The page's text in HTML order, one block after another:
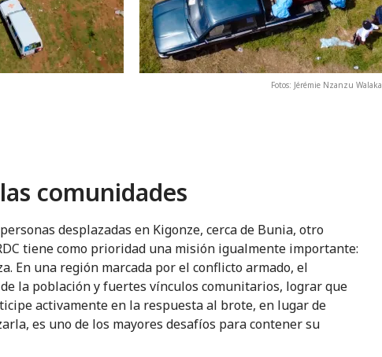
Fotos: Jérémie Nzanzu Walaka
comunidades
desplazadas en Kigonze, cerca de Bunia, otro
tiene como prioridad una misión igualmente importante:
En una región marcada por el conflicto armado, el
la población y fuertes vínculos comunitarios, lograr que
activamente en la respuesta al brote, en lugar de
es uno de los mayores desafíos para contener su